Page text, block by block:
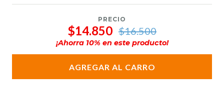
PRECIO
$14.850 $16.500
¡Ahorra 10% en este producto!
AGREGAR AL CARRO